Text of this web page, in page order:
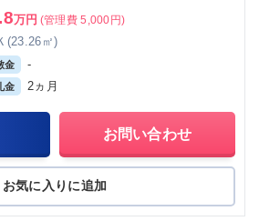
万円 (管理費 5,000円)
(23.26㎡)
金 -
金 2ヵ月
お問い合わせ
お気に入りに追加